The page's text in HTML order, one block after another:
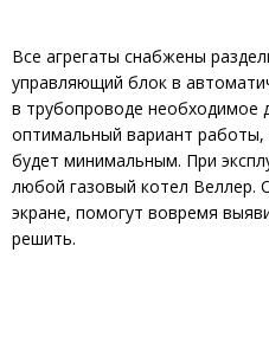
Все агрегаты снабжены
управляющий блок в
в трубопроводе необходимое
оптимальный вариант работы,
будет минимальным. При
любой газовый котел
экране, помогут вовремя
решить.